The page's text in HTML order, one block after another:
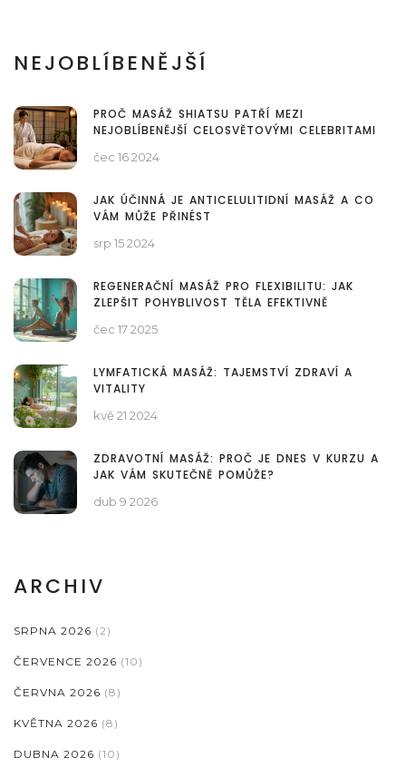
NEJOBLÍBENĚJŠÍ
PROČ MASÁŽ SHIATSU PATŘÍ MEZI
NEJOBLÍBENĚJŠÍ CELOSVĚTOVÝMI CELEBRITAMI
čec 16 2024
JAK ÚČINNÁ JE ANTICELULITIDNÍ MASÁŽ A CO
VÁM MŮŽE PŘINÉST
srp 15 2024
REGENERAČNÍ MASÁŽ PRO FLEXIBILITU: JAK
ZLEPŠIT POHYBLIVOST TĚLA EFEKTIVNĚ
čec 17 2025
LYMFATICKÁ MASÁŽ: TAJEMSTVÍ ZDRAVÍ A
VITALITY
kvě 21 2024
ZDRAVOTNÍ MASÁŽ: PROČ JE DNES V KURZU A
JAK VÁM SKUTEČNĚ POMŮŽE?
dub 9 2026
ARCHIV
SRPNA 2026 (2)
ČERVENCE 2026 (10)
ČERVNA 2026 (8)
KVĚTNA 2026 (8)
DUBNA 2026 (10)